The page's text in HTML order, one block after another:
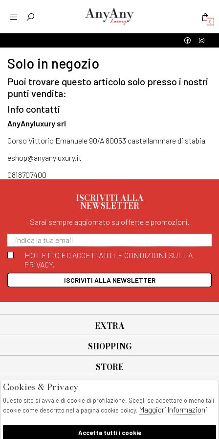
0
Solo in negozio
Puoi trovare questo articolo solo presso i nostri
punti vendita:
Info contatti
AnyAnyluxury srl
Corso Vittorio Emanuele 90/A 80053 castellammare di stabia
eshop@anyanyluxury.it
0818707400
ISCRIVITI ALLA
NEWSLETTER
Sarai sempre aggiornato su offerte e promozioni.
HO LETTO ED ACCETTATO LE CONDIZIONI SULLA
PRIVACY.
ISCRIVITI ALLA NEWSLETTER
EXTRA
SHOPPING
STORE
All rights reserved - © Copyright 2026
AnyAnyluxury srl - Sede Legale: Corso Vittorio Emanuele 90/A - 80053
castellammare di stabia - Italia
Cookies & Privacy
Questo sito si avvale di cookie di profilazione. Scegli se accettare o meno tali
cookie come descritto nella pagina cookie policy. Maggiori Informazioni
Accetta tutti i cookie